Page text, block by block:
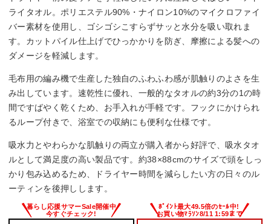
ライタオル。ポリエステル90%・ナイロン10%のマイクロファイ
バー素材を使用し、ゴシゴシこすらずサッと水分を吸い取れま
す。カットパイル仕上げでひっかかりを防ぎ、摩擦による髪への
ダメージを軽減します。
毛布用の編み機で生産した独自のふわふわ感が肌触りのよさを生
み出しています。速乾性に優れ、一般的なタオルの約3分の1の時
間ですばやく乾くため、お手入れが手軽です。フックにかけられ
るループ付きで、浴室での収納にも便利な仕様です。
吸水力とやわらかな肌触りの両立が購入者から好評で、吸水タオ
ルとして満足度の高い製品です。約38×88cmのサイズで頭をしっ
かり包み込めるため、ドライヤー時間を減らしたい方の日々のル
ーティンを後押しします。